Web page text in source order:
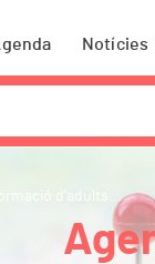
Notícies
d'adults...